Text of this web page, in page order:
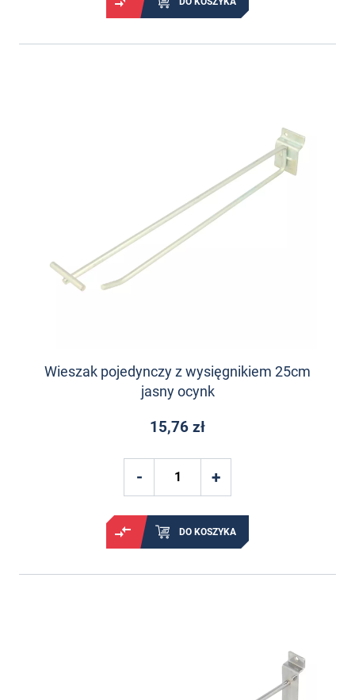
Wieszak pojedynczy z wysięgnikiem 25cm
jasny ocynk
15,76 zł
DO KOSZYKA